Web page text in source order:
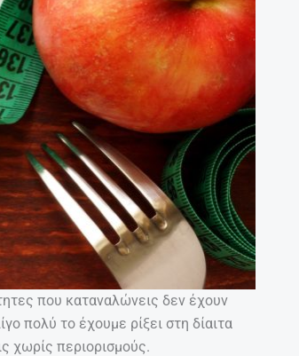
που καταναλώνεις δεν έχουν
πολύ το έχουμε ρίξει στη δίαιτα
χωρίς περιορισμούς.